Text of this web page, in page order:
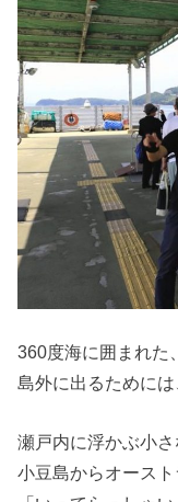
360度海に囲まれた
島外に出るために
瀬戸内に浮かぶ小さ
小豆島からオース